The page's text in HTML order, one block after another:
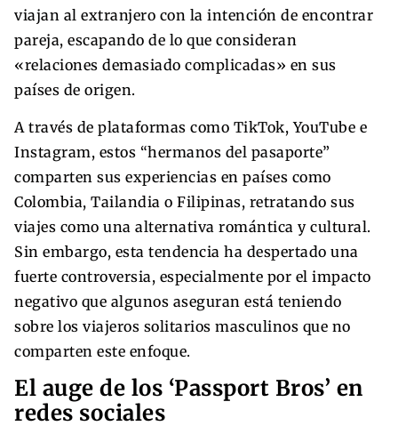
viajan al extranjero con la intención de encontrar
pareja, escapando de lo que consideran
«relaciones demasiado complicadas» en sus
países de origen.
A través de plataformas como TikTok, YouTube e
Instagram, estos “hermanos del pasaporte”
comparten sus experiencias en países como
Colombia, Tailandia o Filipinas, retratando sus
viajes como una alternativa romántica y cultural.
Sin embargo, esta tendencia ha despertado una
fuerte controversia, especialmente por el impacto
negativo que algunos aseguran está teniendo
sobre los viajeros solitarios masculinos que no
comparten este enfoque.
El auge de los ‘Passport Bros’ en
redes sociales